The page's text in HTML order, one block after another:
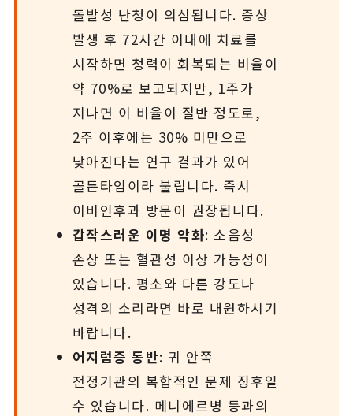
돌발성 난청이 의심됩니다. 증상
발생 후 72시간 이내에 치료를
시작하면 청력이 회복되는 비율이
약 70%로 보고되지만, 1주가
지나면 이 비율이 절반 정도로,
2주 이후에는 30% 미만으로
낮아진다는 연구 결과가 있어
골든타임이라 불립니다. 즉시
이비인후과 방문이 권장됩니다.
갑작스러운 이명 악화: 소음성
손상 또는 혈관성 이상 가능성이
있습니다. 평소와 다른 강도나
성격의 소리라면 바로 내원하시기
바랍니다.
어지럼증 동반: 귀 안쪽
전정기관의 복합적인 문제 징후일
수 있습니다. 메니에르병 등과의